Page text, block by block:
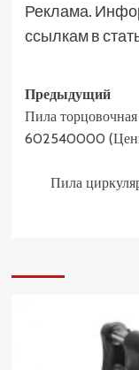
Реклама.
ссылкам в
Навигация
записи
Предыдущий
Пила
602540000
Пила